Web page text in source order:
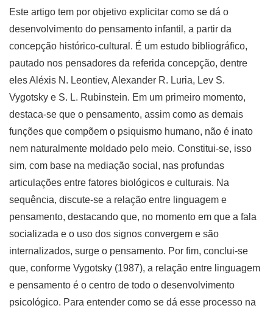
Este artigo tem por objetivo explicitar como se dá o
desenvolvimento do pensamento infantil, a partir da
concepção histórico-cultural. É um estudo bibliográfico,
pautado nos pensadores da referida concepção, dentre
eles Aléxis N. Leontiev, Alexander R. Luria, Lev S.
Vygotsky e S. L. Rubinstein. Em um primeiro momento,
destaca-se que o pensamento, assim como as demais
funções que compõem o psiquismo humano, não é inato
nem naturalmente moldado pelo meio. Constitui-se, isso
sim, com base na mediação social, nas profundas
articulações entre fatores biológicos e culturais. Na
sequência, discute-se a relação entre linguagem e
pensamento, destacando que, no momento em que a fala
socializada e o uso dos signos convergem e são
internalizados, surge o pensamento. Por fim, conclui-se
que, conforme Vygotsky (1987), a relação entre linguagem
e pensamento é o centro de todo o desenvolvimento
psicológico. Para entender como se dá esse processo na